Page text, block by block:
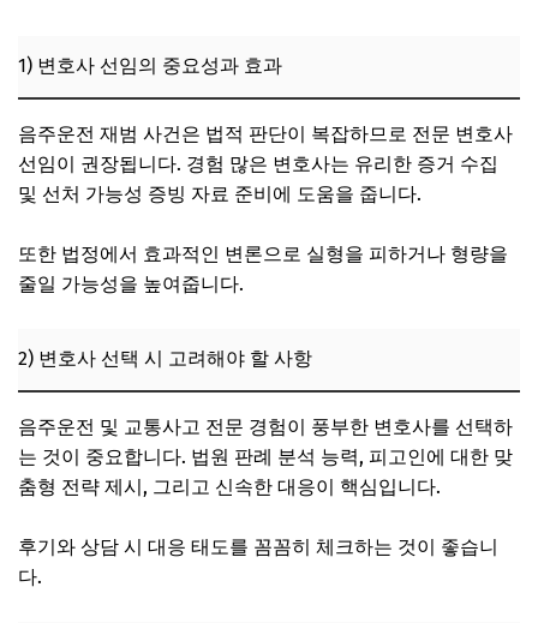
1) 변호사 선임의 중요성과 효과
음주운전 재범 사건은 법적 판단이 복잡하므로 전문 변호사
선임이 권장됩니다. 경험 많은 변호사는 유리한 증거 수집
및 선처 가능성 증빙 자료 준비에 도움을 줍니다.
또한 법정에서 효과적인 변론으로 실형을 피하거나 형량을
줄일 가능성을 높여줍니다.
2) 변호사 선택 시 고려해야 할 사항
음주운전 및 교통사고 전문 경험이 풍부한 변호사를 선택하
는 것이 중요합니다. 법원 판례 분석 능력, 피고인에 대한 맞
춤형 전략 제시, 그리고 신속한 대응이 핵심입니다.
후기와 상담 시 대응 태도를 꼼꼼히 체크하는 것이 좋습니
다.